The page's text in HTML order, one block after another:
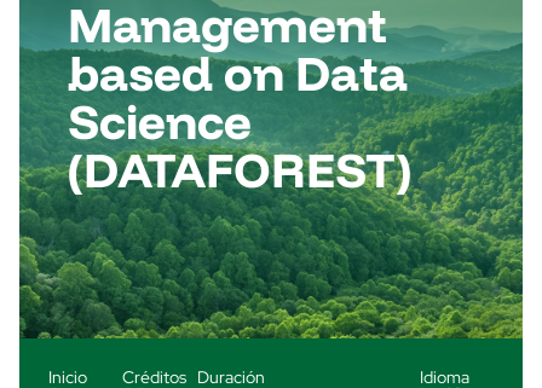
Management
based on Data
Science
(DATAFOREST)
Inicio Créditos Duración Idioma